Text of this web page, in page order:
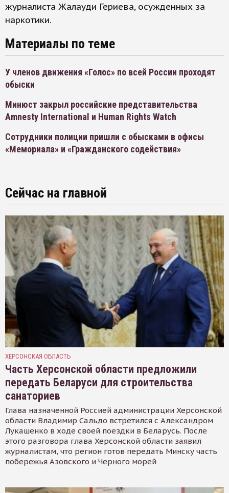
журналиста Жалауди Гериева, осужденных за
наркотики.
Материалы по теме
У членов движения «Голос» по всей России проходят
обыски
Минюст закрыл российские представительства
Amnesty International и Human Rights Watch
Сотрудники полиции пришли с обысками в офисы
«Мемориала» и «Гражданского содействия»
Сейчас на главной
ХЕРСОНСКАЯ ОБЛАСТЬ
Часть Херсонской области предложили
передать Беларуси для строительства
санаториев
Глава назначенной Россией администрации Херсонской
области Владимир Сальдо встретился с Александром
Лукашенко в ходе своей поездки в Беларусь. После
этого разговора глава Херсонской области заявил
журналистам, что регион готов передать Минску часть
побережья Азовского и Черного морей